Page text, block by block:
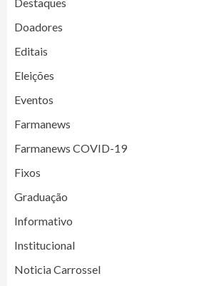
Doadores
Editais
Eleições
Eventos
Farmanews
Farmanews COVID-19
Fixos
Graduação
Informativo
Institucional
Noticia Carrossel